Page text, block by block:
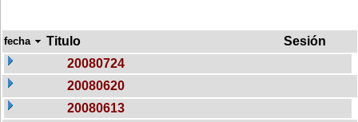
fecha Titulo
Sesión
20080724
20080620
20080613